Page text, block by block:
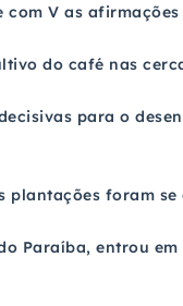
V as
do café nas
para o
foram
Paraíba, entrou